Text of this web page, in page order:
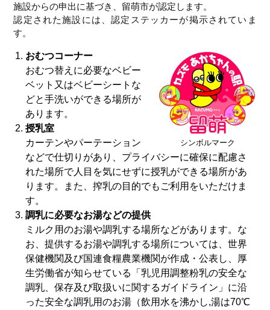
施設からの申出に基づき、留萌市が認定します。
認定された施設には、認定ステッカーが掲示されていま
す。
シンボルマーク
おむつコーナー
おむつ替えに必要なベビー
ベット又はベビーシートな
どと手洗いができる場所が
あります。
授乳室
カーテンやパーテーション
などで仕切りがあり、プライバシーに確保に配慮さ
れた場所で人目を気にせずに授乳ができる場所があ
ります。また、搾乳の目的でもご利用をいただけま
す。
調乳に必要なお湯などの提供
ミルク用のお湯や調乳する場所などがあります。な
お、提供するお湯や調乳する場所については、世界
保健機関及び国連食糧農業機関が作成・公表し、厚
生労働省が知らせている「乳児用調整粉乳の安全な
調乳、保存及び取扱いに関するガイドライン」に沿
った安全な調乳用のお湯（飲用水を沸かし,湯は70℃